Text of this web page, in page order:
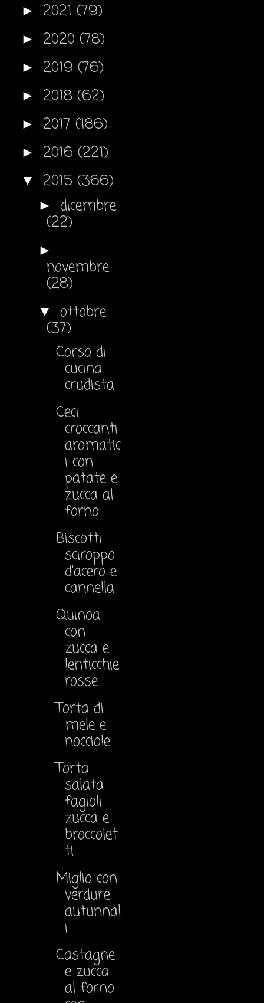
► 2021 (79)
► 2020 (78)
► 2019 (76)
► 2018 (62)
► 2017 (186)
► 2016 (221)
▼ 2015 (366)
► dicembre
(22)
►
novembre
(28)
▼ ottobre
(37)
Corso di
cucina
crudista
Ceci
croccanti
aromatic
i con
patate e
zucca al
forno
Biscotti
sciroppo
d'acero e
cannella
Quinoa
con
zucca e
lenticchie
rosse
Torta di
mele e
nocciole
Torta
salata
fagioli
zucca e
broccolet
ti
Miglio con
verdure
autunnal
i
Castagne
e zucca
al forno